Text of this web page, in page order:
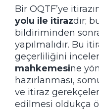
Bir OQTF’ye
yolu ile itirazdır;
bildiriminden
yapılmalıdır. Bu
geçerliliğini
mahkemesine
hazırlanması,
ve itiraz
edilmesi oldukça